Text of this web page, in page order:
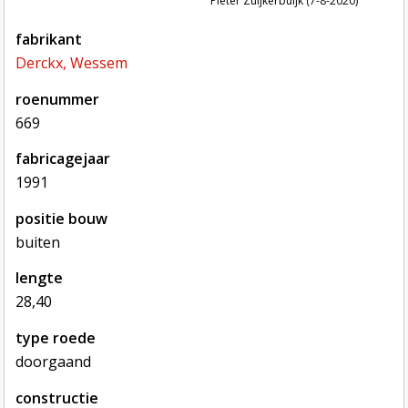
fabrikant
Derckx, Wessem
roenummer
669
fabricagejaar
1991
positie bouw
buiten
lengte
28,40
type roede
doorgaand
constructie